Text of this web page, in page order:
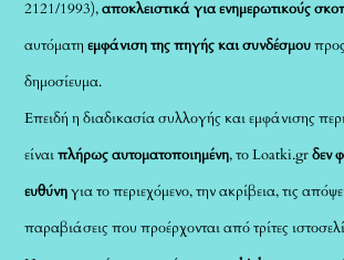
2121/1993),αποκλειστικά για ενημερωτικούς
αυτόματηεμφάνιση της πηγής και συνδέσμου
δημοσίευμα.
Επειδή η διαδικασία συλλογής και εμφάνισης
είναιπλήρως αυτοματοποιημένη, το Loatki.grδεν
ευθύνηγια το περιεχόμενο, την ακρίβεια, τις
παραβιάσεις που προέρχονται από τρίτες